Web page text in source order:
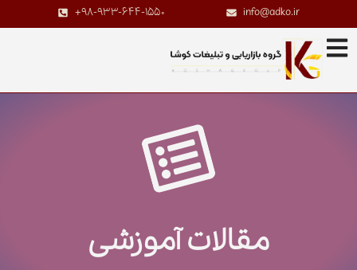
info@adko.ir
+98-933-644-1550
مقالات آموزشی